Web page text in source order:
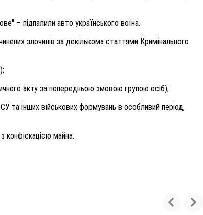
– підпалили авто українського воїна.
злочинів за декількома статтями Кримінального
акту за попередньою змовою групою осіб);
та інших військових формувань в особливий період,
конфіскацією майна.